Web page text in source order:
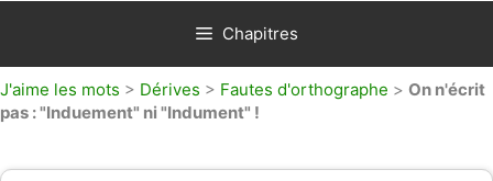
Chapitres
J'aime les mots > Dérives > Fautes d'orthographe > On n'écrit
pas : "Induement" ni "Indument" !